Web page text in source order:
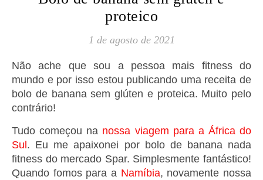
proteico
1 de agosto de 2021
Não ache que sou a pessoa mais fitness do
mundo e por isso estou publicando uma receita de
bolo de banana sem glúten e proteica. Muito pelo
contrário!
Tudo começou na nossa viagem para a África do
Sul . Eu me apaixonei por bolo de banana nada
fitness do mercado Spar. Simplesmente fantástico!
Quando fomos para a Namíbia, novamente nossa